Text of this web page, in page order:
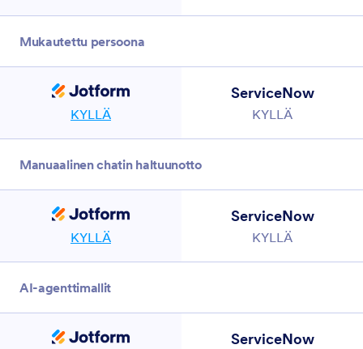
Mukautettu persoona
KYLLÄ
ServiceNow
KYLLÄ
Manuaalinen chatin haltuunotto
KYLLÄ
ServiceNow
KYLLÄ
AI-agenttimallit
ServiceNow